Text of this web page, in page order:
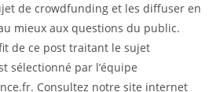
de crowdfunding et les diffuser en
mieux aux questions du public.
de ce post traitant le sujet
sélectionné par l’équipe
Consultez notre site internet